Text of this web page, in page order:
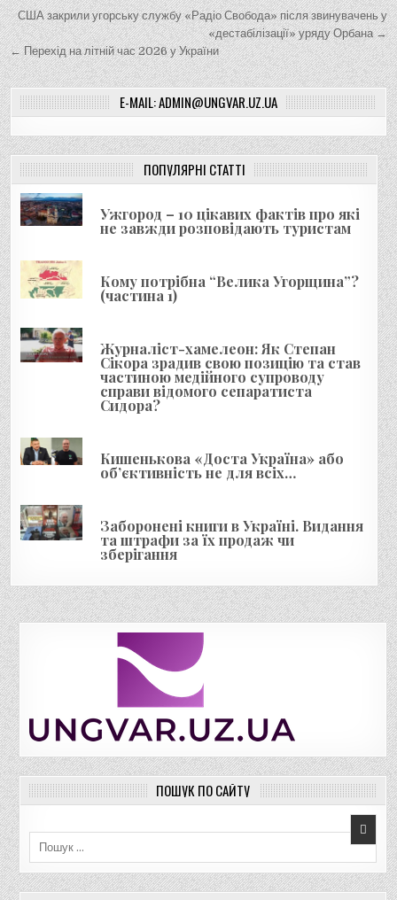
Н
а
в
і
г
а
ц
і
я
з
а
п
и
с
і
в
США закрили угорську службу «Радіо Свобода» після звинувачень у
«дестабілізації» уряду Орбана →
← Перехід на літній час 2026 у України
E-MAIL: ADMIN@UNGVAR.UZ.UA
ПОПУЛЯРНІ СТАТТІ
Ужгород – 10 цікавих фактів про які
не завжди розповідають туристам
Кому потрібна “Велика Угорщина”?
(частина 1)
Журналіст-хамелеон: Як Степан
Сікора зрадив свою позицію та став
частиною медійного супроводу
справи відомого сепаратиста
Сидора?
Кишенькова «Доста Україна» або
об’єктивність не для всіх…
Заборонені книги в Україні. Видання
та штрафи за їх продаж чи
зберігання
ПОШУК ПО САЙТУ